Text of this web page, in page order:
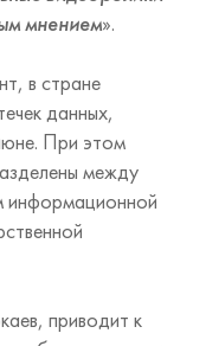
мнением».
в стране
данных,
При этом
между
информационной
приводит к